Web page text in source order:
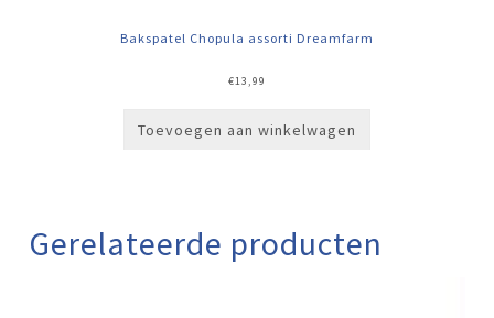
Bakspatel Chopula assorti Dreamfarm
€13,99
Toevoegen aan winkelwagen
Gerelateerde producten